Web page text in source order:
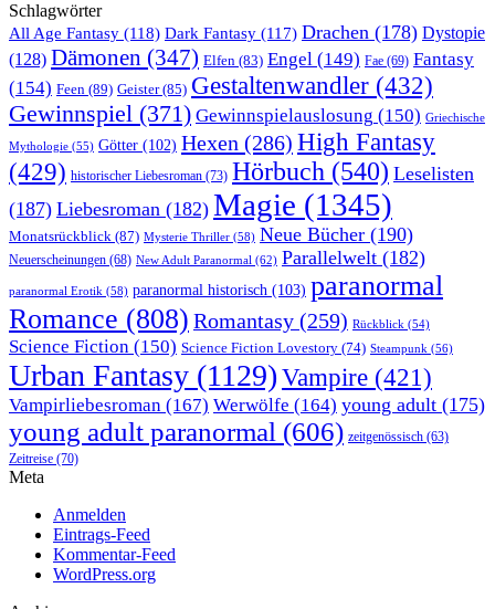
Schlagwörter
All Age Fantasy (118) Dark Fantasy (117) Drachen (178) Dystopie
(128) Dämonen (347) Elfen (83) Engel (149) Fae (69) Fantasy
(154) Feen (89) Geister(85) Gestaltenwandler (432)
Gewinnspiel (371) Gewinnspielauslosung (150) Griechische
Mythologie (55) Götter (102) Hexen (286) High Fantasy
(429) historischer Liebesroman (73) Hörbuch (540) Leselisten
(187) Liebesroman (182) Magie (1345)
Monatsrückblick (87) Mysterie Thriller (58) Neue Bücher (190)
Neuerscheinungen (68) New Adult Paranormal (62) Parallelwelt (182)
paranormal Erotik (58) paranormal historisch (103) paranormal
Romance (808) Romantasy (259) Rückblick (54)
Science Fiction (150) Science Fiction Lovestory (74) Steampunk (56)
Urban Fantasy (1129) Vampire (421)
Vampirliebesroman (167) Werwölfe (164) young adult (175)
young adult paranormal (606) zeitgenössisch (63)
Zeitreise (70)
Meta
Anmelden
Eintrags-Feed
Kommentar-Feed
WordPress.org